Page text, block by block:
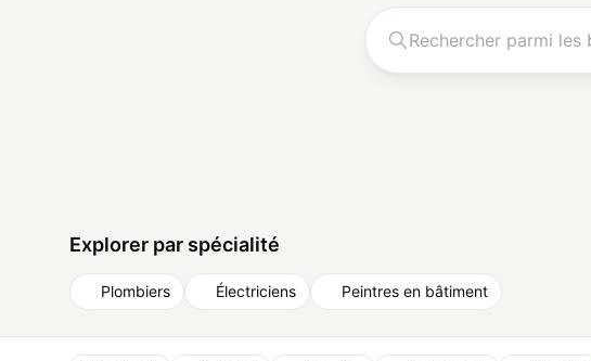
Explorer par spécialité
Plombiers Électriciens Peintres en bâtiment